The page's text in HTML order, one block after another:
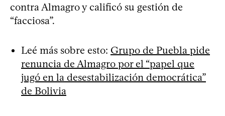
contra Almagro y calificó su gestión de
“facciosa”.
Leé más sobre esto: Grupo de Puebla pide
renuncia de Almagro por el “papel que
jugó en la desestabilización democrática”
de Bolivia